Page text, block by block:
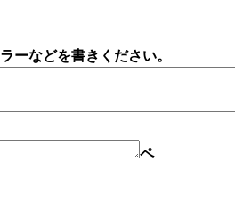
ーなどを書きください。
ペ